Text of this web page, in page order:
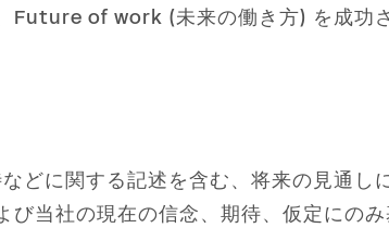
Future of work (未来の働き方) を成功
どに関する記述を含む、将来の見通し
当社の現在の信念、期待、仮定にの